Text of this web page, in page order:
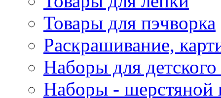
Товары для пэчворка
Раскрашивание,
Наборы для
Наборы - шерстяной